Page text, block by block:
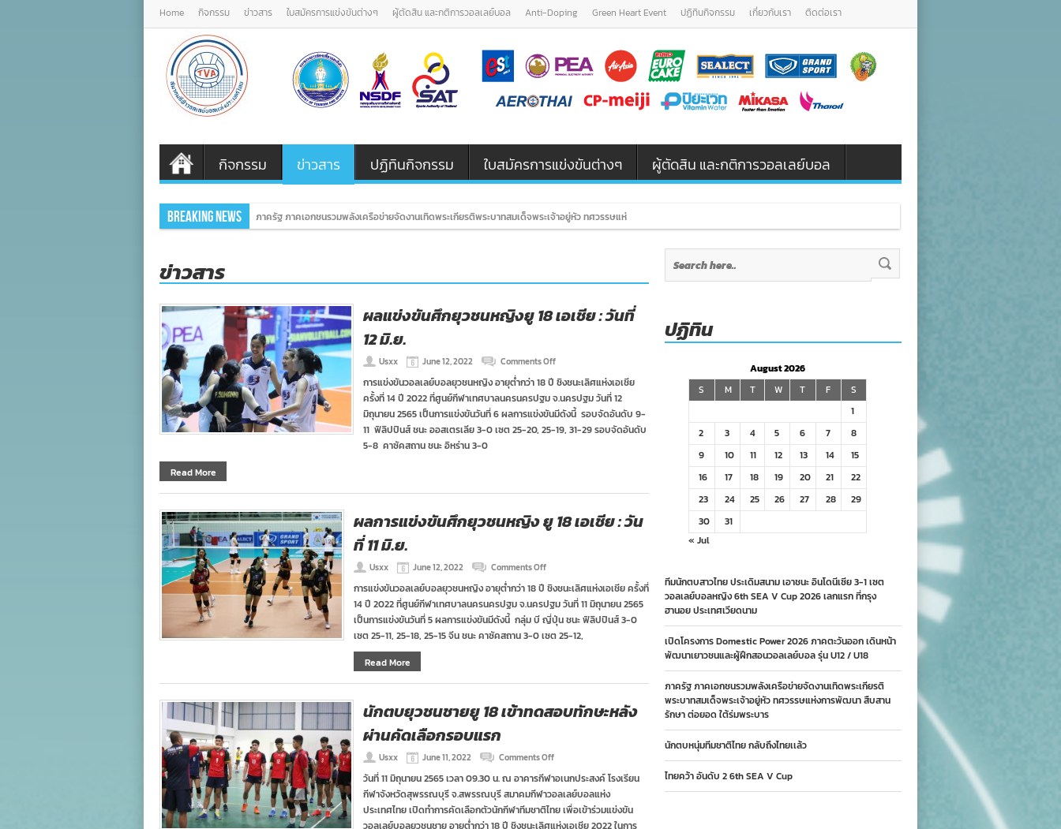
Home กิจกรรม ข่าวสาร ใบสมัครการแข่งขันต่างๆ ผู้ตัดสิน และกติการวอลเลย์บอล Anti-Doping Green Heart Event ปฏิทินกิจกรรม เกี่ยวกับเรา ติดต่อเรา
กิจกรรม ข่าวสาร ปฏิทินกิจกรรม ใบสมัครการแข่งขันต่างๆ ผู้ตัดสิน และกติการวอลเลย์บอล
Breaking News ภาครัฐ ภาคเอกชนรวมพลังเครือข่ายจัดงานเทิดพระเกียรติพระบาทสมเด็จพระเจ้าอยู่หัว ทศวรรษแห่งการพัฒนา สืบสาน รักษา ต่อยอด ใต้ร่มพระบาร
ข่าวสาร
ผลแข่งขันศึกยุวชนหญิงยู 18 เอเชีย : วันที่
12 มิ.ย.
Usxx June 12, 2022 Comments Offon
แข่งขัน
ศึก
ยุวชน
ยู
มิ.ย.
การแข่งขันวอลเลย์บอลยุวชนหญิง อายุต่ำกว่า 18 ปี ชิงชนะเลิศแห่งเอเชีย
ครั้งที่ 14 ปี 2022 ที่ศูนย์กีฬาเทศบาลนครนครปฐม จ.นครปฐม วันที่ 12
มิถุนายน 2565 เป็นการแข่งขันวันที่ 6 ผลการแข่งขันมีดังนี้ รอบจัดอันดับ 9-
11 ฟิลิปปินส์ ชนะ ออสเตรเลีย 3-0 เซต 25-20, 25-19, 31-29 รอบจัดอันดับ
5-8 คาซัคสถาน ชนะ อิหร่าน 3-0
Read More
ผลการแข่งขันศึกยุวชนหญิง ยู 18 เอเชีย : วัน
ที่ 11 มิ.ย.
Usxx June 12, 2022 Comments Offon
การ
แข่งขัน
ศึก
ยุวชน
หญิง
ที่
การแข่งขันวอลเลย์บอลยุวชนหญิง อายุต่ำกว่า 18 ปี ชิงชนะเลิศแห่งเอเชีย ครั้งที่
14 ปี 2022 ที่ศูนย์กีฬาเทศบาลนครนครปฐม จ.นครปฐม วันที่ 11 มิถุนายน 2565
เป็นการแข่งขันวันที่ 5 ผลการแข่งขันมีดังนี้ กลุ่ม บี ญี่ปุ่น ชนะ ฟิลิปปินส์ 3-0
เซต 25-11, 25-18, 25-15 จีน ชนะ คาซัคสถาน 3-0 เซต 25-12,
Read More
นักตบยุวชนชายยู 18 เข้าทดสอบทักษะหลัง
ผ่านคัดเลือกรอบแรก
Usxx June 11, 2022 Comments Offon
ตบ
ยุวชน
ชาย
วันที่ 11 มิถุนายน 2565 เวลา 09.30 น. ณ อาคารกีฬาอเนกประสงค์ โรงเรียน
กีฬาจังหวัดสุพรรณบุรี จ.สพรรณบุรี สมาคมกีฬาวอลเลย์บอลแห่ง
ประเทศไทย เปิดทำการคัดเลือกตัวนักกีฬาทีมชาติไทย เพื่อเข้าร่วมแข่งขัน
วอลเลย์บอลยุวชนชาย อายุต่ำกว่า 18 ปี ชิงชนะเลิศแห่งเอเชีย 2022 ในการ
ปฏิทิน
August 2026
S
M T W T F
S
1
2
3 4 5 6 7
8
9
10 11 12 13 14
15
16
17 18 19 20 21
22
23
24 25 26 27 28
29
30
31
« Jul
ทีมนักตบสาวไทย ประเดิมสนาม เอาชนะ อินโดนีเซีย 3-1 เซต
วอลเลย์บอลหญิง 6th SEA V Cup 2026 เลกแรก ที่กรุง
ฮานอย ประเทศเวียดนาม
เปิดโครงการ Domestic Power 2026 ภาคตะวันออก เดินหน้า
พัฒนาเยาวชนและผู้ฝึกสอนวอลเลย์บอล รุ่น U12 / U18
ภาครัฐ ภาคเอกชนรวมพลังเครือข่ายจัดงานเทิดพระเกียรติ
พระบาทสมเด็จพระเจ้าอยู่หัว ทศวรรษแห่งการพัฒนา สืบสาน
รักษา ต่อยอด ใต้ร่มพระบาร
นักตบหนุ่มทีมชาติไทย กลับถึงไทยเเล้ว
ไทยคว้า อันดับ 2 6th SEA V Cup